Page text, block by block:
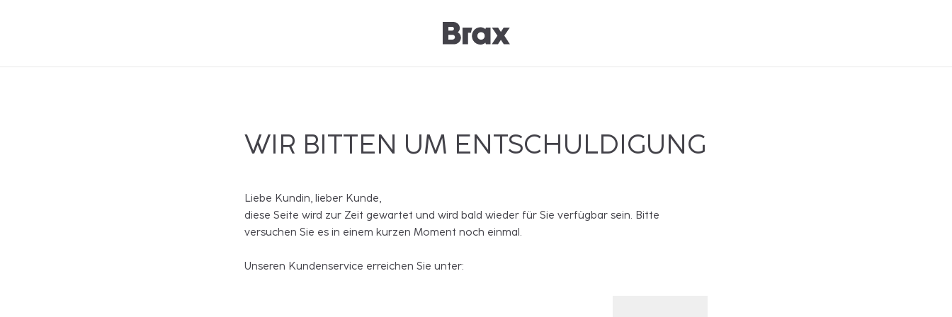
WIR BITTEN UM ENTSCHULDIGUNG
Liebe Kundin, lieber Kunde,
diese Seite wird zur Zeit gewartet und wird bald wieder für Sie verfügbar sein. Bitte
versuchen Sie es in einem kurzen Moment noch einmal.
Unseren Kundenservice erreichen Sie unter: